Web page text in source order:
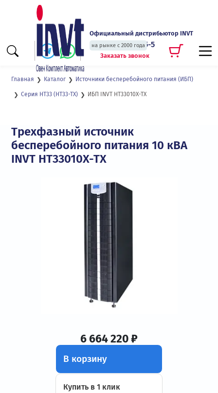
Официальный дистрибьютор INVT
на рынке с 2000 года
+7 (495) 135-135-5
Заказать звонок
Главная Каталог Источники бесперебойного питания (ИБП)
Серия HT33 (HT33-TX) ИБП INVT HT33010X-TX
Трехфазный источник
бесперебойного питания 10 кВА
INVT HT33010X-TX
6 664 220 ₽
В корзину
Купить в 1 клик